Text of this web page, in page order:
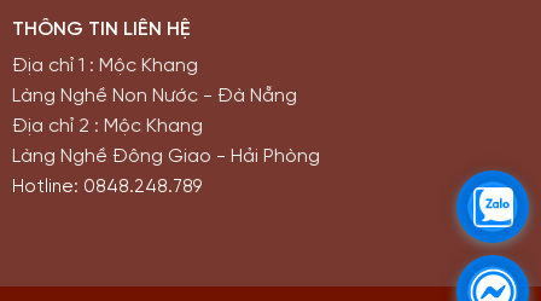
THÔNG TIN LIÊN HỆ
Địa chỉ 1 : Mộc Khang
Làng Nghề Non Nước - Đà Nẵng
Địa chỉ 2 : Mộc Khang
Làng Nghề Đông Giao - Hải Phòng
Hotline: 0848.248.789